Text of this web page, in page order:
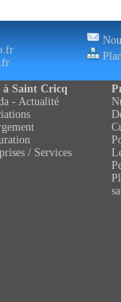
à Saint Cricq
- Actualité
/ Services